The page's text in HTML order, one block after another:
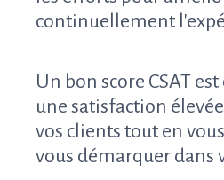
continuellement
Un bon score CSAT
une satisfaction
vos clients tout en
vous démarquer dans